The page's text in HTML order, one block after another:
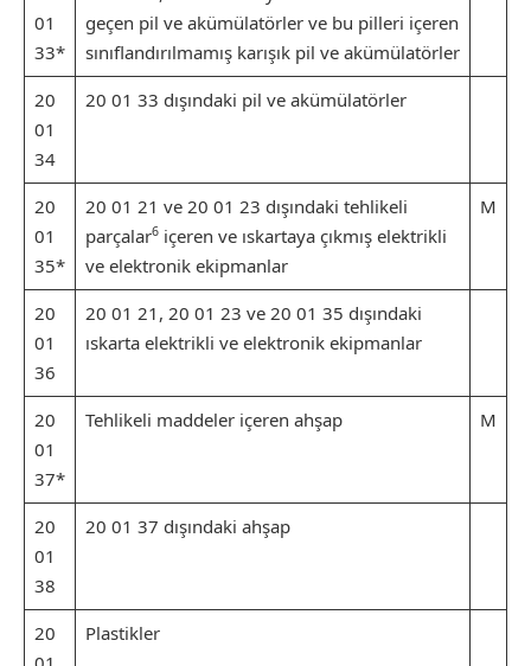
01
33*
geçen pil ve akümülatörler ve bu pilleri içeren
sınıflandırılmamış karışık pil ve akümülatörler
20
01
34
20 01 33 dışındaki pil ve akümülatörler
20
01
35*
20 01 21 ve 20 01 23 dışındaki tehlikeli
parçalar6içeren ve ıskartaya çıkmış elektrikli
ve elektronik ekipmanlar
M
20
01
36
20 01 21, 20 01 23 ve 20 01 35 dışındaki
ıskarta elektrikli ve elektronik ekipmanlar
20
01
37*
Tehlikeli maddeler içeren ahşap M
20
01
38
20 01 37 dışındaki ahşap
20
Plastikler